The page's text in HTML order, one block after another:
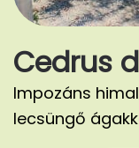
Cedrus
Impozáns
lecsüngő